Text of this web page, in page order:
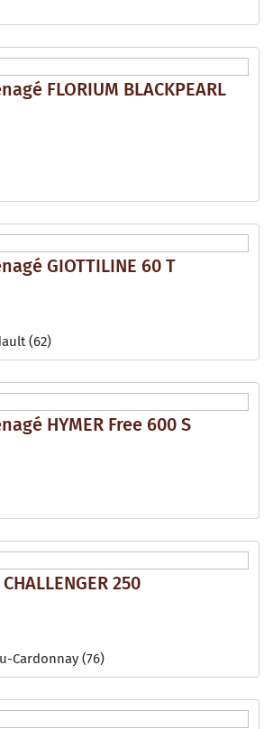
FLORIUM BLACKPEARL
GIOTTILINE 60 T
(62)
HYMER Free 600 S
250
Cardonnay (76)